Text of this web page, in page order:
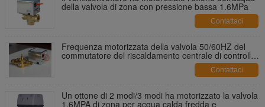
della valvola di zona con pressione bassa 1.6MPa
Contattaci
Frequenza motorizzata della valvola 50/60HZ del
commutatore del riscaldamento centrale di controllo
Contattaci
Un ottone di 2 modi/3 modi ha motorizzato la valvola
1.6MPA di zona per acqua calda fredda e